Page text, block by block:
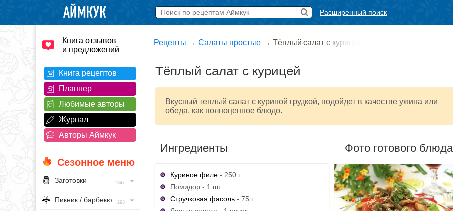
Расширенный поиск
Книга отзывов
и предложений
Книга рецептов
Планнер
Любимые авторы
Журнал
Авторы Аймкук
Сезонное меню
Заготовки 1347
Пикник / барбекю 293
Рецепты → Салаты простые → Тёплый салат с курицей
Тёплый салат с курицей
Вкусный теплый салат с куриной грудкой, подойдет в качестве ужина или
обеда, как полноценное блюдо.
Ингредиенты
Куриное филе - 250 г
Помидор - 1 шт.
Стручковая фасоль - 75 г
Фото готового блюда